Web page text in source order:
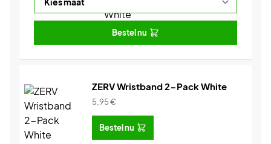
Bestel nu
ZERV Wristband 2-Pack White
5,95€
Bestel nu